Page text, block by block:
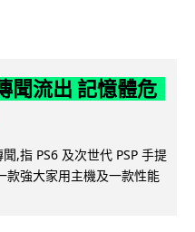
聞流出 記憶體危
,指 PS6 及次世代 PSP 手提
款強大家用主機及一款性能